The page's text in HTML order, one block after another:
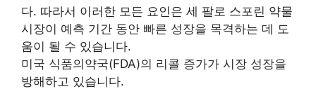
다. 따라서 이러한 모든 요인은 세 팔로 스포린 약물
시장이 예측 기간 동안 빠른 성장을 목격하는 데 도
움이 될 수 있습니다.
미국 식품의약국(FDA)의 리콜 증가가 시장 성장을
방해하고 있습니다.